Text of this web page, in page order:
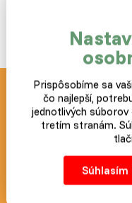
Novinky
Prispôsobíme sa
čo najlepší,
jednotlivých
tretím stranám.
Súhlasím